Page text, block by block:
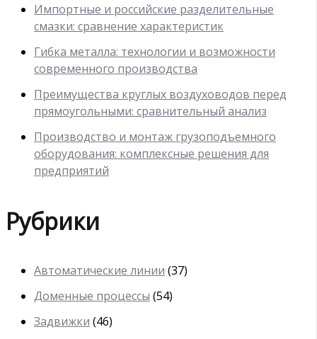
Импортные и российские разделительные
смазки: сравнение характеристик
Гибка металла: технологии и возможности
современного производства
Преимущества круглых воздуховодов перед
прямоугольными: сравнительный анализ
Производство и монтаж грузоподъемного
оборудования: комплексные решения для
предприятий
Рубрики
Автоматические линии (37)
Доменные процессы (54)
Задвижки (46)